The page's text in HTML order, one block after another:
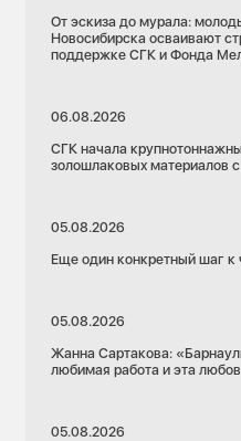
От эскиза до мурала:
Новосибирска осваивают
поддержке СГК и Фонда
06.08.2026
СГК начала
золошлаковых материалов
05.08.2026
Еще один конкретный шаг к
05.08.2026
Жанна Сартакова:
любимая работа и эта
05.08.2026